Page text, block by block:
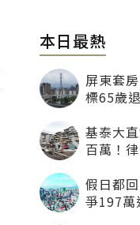
本日最熱
屏東套
標65歲
基泰大
百萬！
假日都
爭197萬